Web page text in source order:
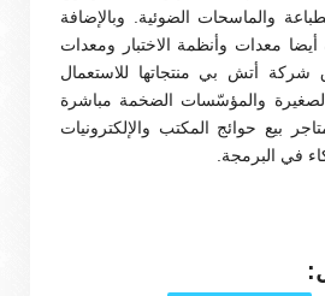
والماسحات الضوئية. وبالإضافة
معدات وأنظمة الاختبار ومعدات
شركة أتش بي منتجاتها للاستعمال
والمؤسّسات الضخمة مباشرة
بيع حوائج المكتب والإلكترونيات
في البرمجة.